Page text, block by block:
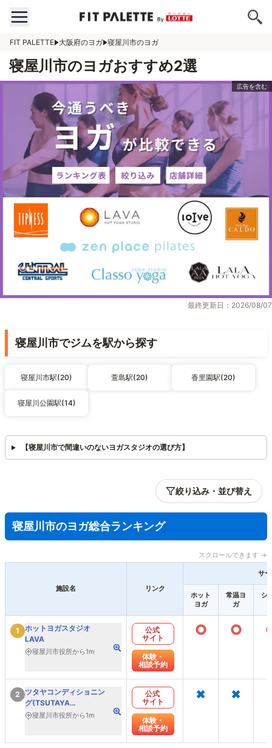
FIT PALETTE 大阪府のヨガ 寝屋川市のヨガ
寝屋川市のヨガおすすめ2選
最終更新日：2026/08/07
寝屋川市でジムを駅から探す
寝屋川市駅(20) 萱島駅(20) 香里園駅(20)
寝屋川公園駅(14)
【寝屋川市で間違いのないヨガスタジオの選び方】
絞り込み・並び替え
寝屋川市のヨガ総合ランキング
スクロールできます →
施設名 リンク
サ
ホット
ヨガ
常温ヨ
ガ
シ
1
ホットヨガスタジオ
LAVA
寝屋川市役所から1m
公式
サイト
体験・
相談予約
○ ○
2 ツタヤコンディショニン
グ(TSUTAYA
Conditioning)PILATES
寝屋川市役所から1m
公式
サイト
体験・
相談予約
× ×